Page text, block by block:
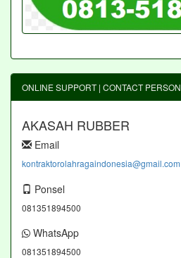
ONLINE SUPPORT | CONTACT PERSON
AKASAH RUBBER
Email
kontraktorolahragaindonesia@gmail.com
Ponsel
081351894500
WhatsApp
081351894500